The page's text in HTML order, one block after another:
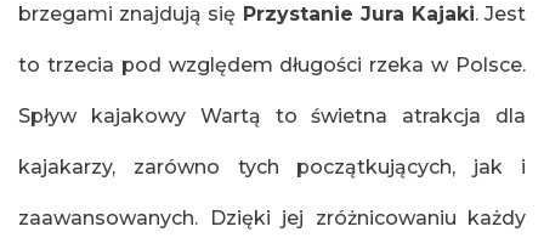
brzegami znajdują się Przystanie Jura Kajaki. Jest
to trzecia pod względem długości rzeka w Polsce.
Spływ kajakowy Wartą to świetna atrakcja dla
kajakarzy, zarówno tych początkujących, jak i
zaawansowanych. Dzięki jej zróżnicowaniu każdy